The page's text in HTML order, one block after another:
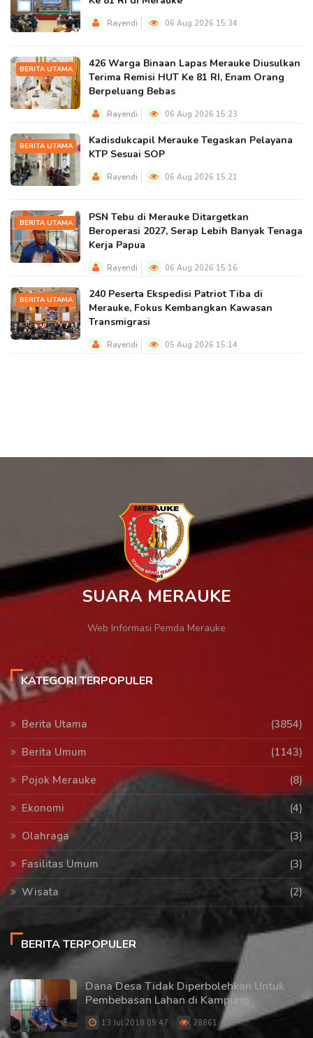
Rayendi 06 Aug 2026 15:34
BERITA UTAMA
426 Warga Binaan Lapas Merauke Diusulkan
Terima Remisi HUT Ke 81 RI, Enam Orang
Berpeluang Bebas
Rayendi 06 Aug 2026 15:23
BERITA UTAMA
Kadisdukcapil Merauke Tegaskan Pelayana
KTP Sesuai SOP
Rayendi 06 Aug 2026 15:21
BERITA UTAMA
PSN Tebu di Merauke Ditargetkan
Beroperasi 2027, Serap Lebih Banyak Tenaga
Kerja Papua
Rayendi 06 Aug 2026 15:16
BERITA UTAMA
240 Peserta Ekspedisi Patriot Tiba di
Merauke, Fokus Kembangkan Kawasan
Transmigrasi
Rayendi 05 Aug 2026 15:14
SUARA MERAUKE
Web Informasi Pemda Merauke
KATEGORI TERPOPULER
Berita Utama
(3854)
Berita Umum
(1143)
Pojok Merauke
(8)
Ekonomi
(4)
Olahraga
(3)
Fasilitas Umum
(3)
Wisata
(2)
BERITA TERPOPULER
Dana Desa Tidak Diperbolehkan Untuk
Pembebasan Lahan di Kampung
13 Jul 2018 09:47 28861